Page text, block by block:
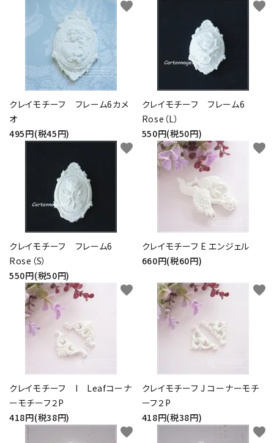
クレイモチーフ フレーム6カメ
オ
495円(税45円)
favorite
クレイモチーフ フレーム6
Rose（L）
550円(税50円)
favorite
クレイモチーフ フレーム6
Rose（S）
550円(税50円)
favorite
クレイモチーフ E エンジェル
660円(税60円)
favorite
クレイモチーフ I Leafコーナ
ーモチーフ２P
418円(税38円)
favorite
クレイモチーフ J コーナーモチ
ーフ２P
418円(税38円)
favorite
favorite favorite